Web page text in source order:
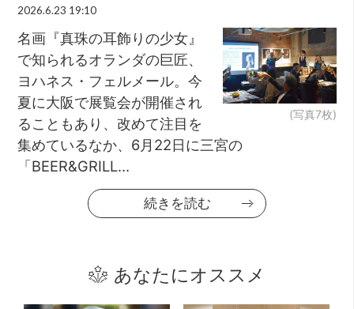
2026.6.23 19:10
(写真7枚)
名画『真珠の耳飾りの少女』
で知られるオランダの巨匠、
ヨハネス・フェルメール。今
夏に大阪で展覧会が開催され
ることもあり、改めて注目を
集めているなか、6月22日に三宮の
「BEER&GRILL...
続きを読む
あなたにオススメ